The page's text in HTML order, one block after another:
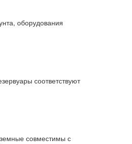
оборудования
соответствуют
совместимы с